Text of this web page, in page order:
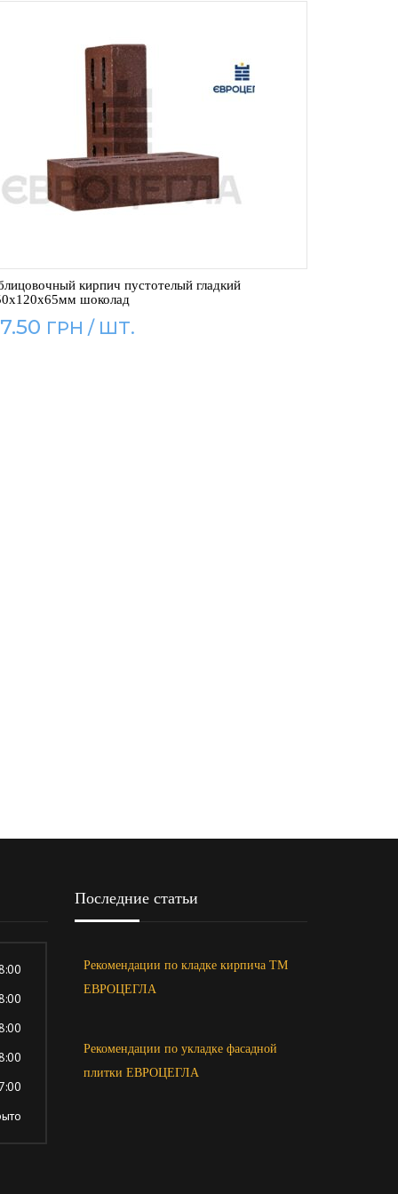
кирпич пустотелый гладкий
шоколад
Последние статьи
Рекомендации по кладке кирпича ТМ
ЕВРОЦЕГЛА
Рекомендации по укладке фасадной
плитки ЕВРОЦЕГЛА